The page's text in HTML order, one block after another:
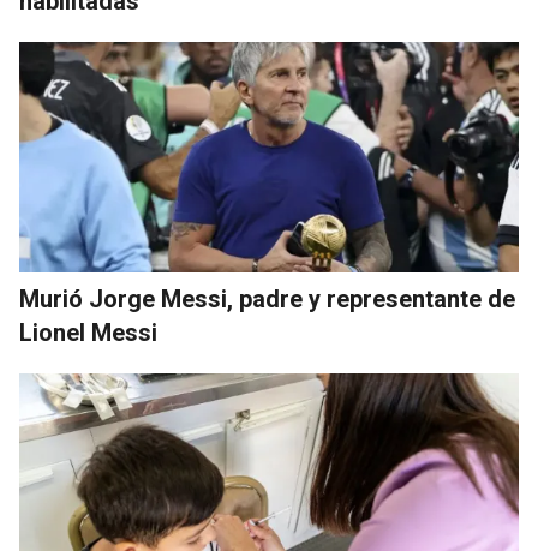
Murió Jorge Messi, padre y representante de
Lionel Messi